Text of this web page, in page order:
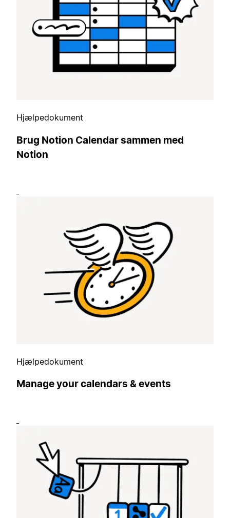
Hjælpedokument
Brug Notion Calendar sammen med
Notion
Hjælpedokument
Manage your calendars & events